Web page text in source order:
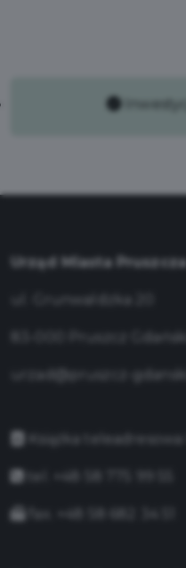
Urząd Miasta
urzad@pruszcz-
Książka teleadresowa